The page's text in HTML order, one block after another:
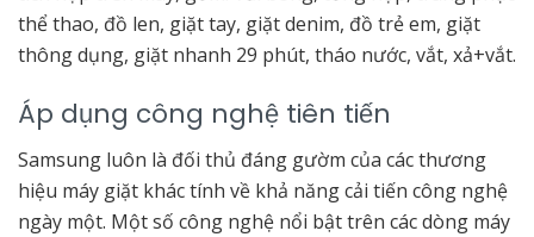
thể thao, đồ len, giặt tay, giặt denim, đồ trẻ em, giặt
thông dụng, giặt nhanh 29 phút, tháo nước, vắt, xả+vắt.
Áp dụng công nghệ tiên tiến
Samsung luôn là đối thủ đáng gườm của các thương
hiệu máy giặt khác tính về khả năng cải tiến công nghệ
ngày một. Một số công nghệ nổi bật trên các dòng máy